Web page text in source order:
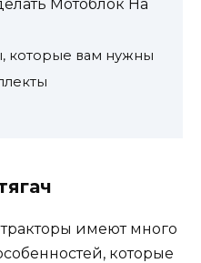
Мотоблок На
которые вам нужны
имеют много
которые